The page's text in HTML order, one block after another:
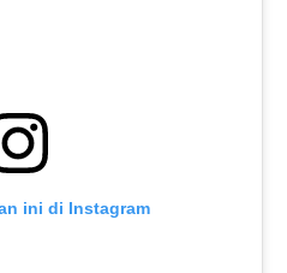
ini di Instagram